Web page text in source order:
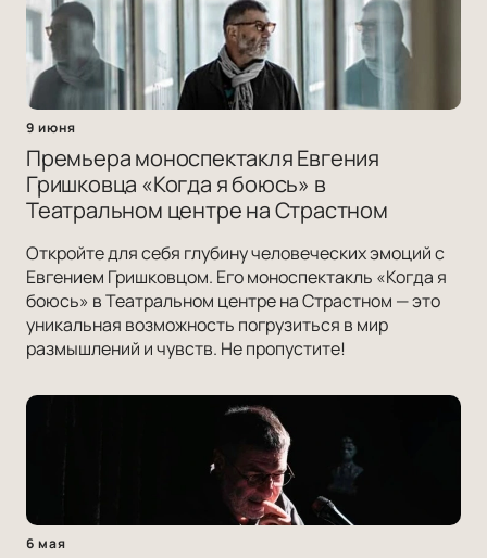
9 июня
Премьера моноспектакля Евгения
Гришковца «Когда я боюсь» в
Театральном центре на Страстном
Откройте для себя глубину человеческих эмоций с
Евгением Гришковцом. Его моноспектакль «Когда я
боюсь» в Театральном центре на Страстном — это
уникальная возможность погрузиться в мир
размышлений и чувств. Не пропустите!
6 мая